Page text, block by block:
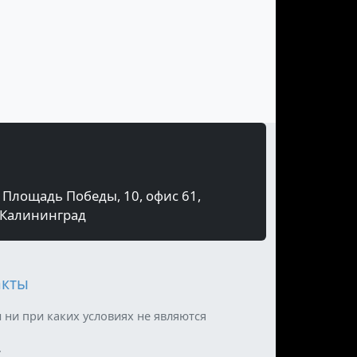
Площадь Победы, 10, офис 61,
Калининград
при каких условиях не являются